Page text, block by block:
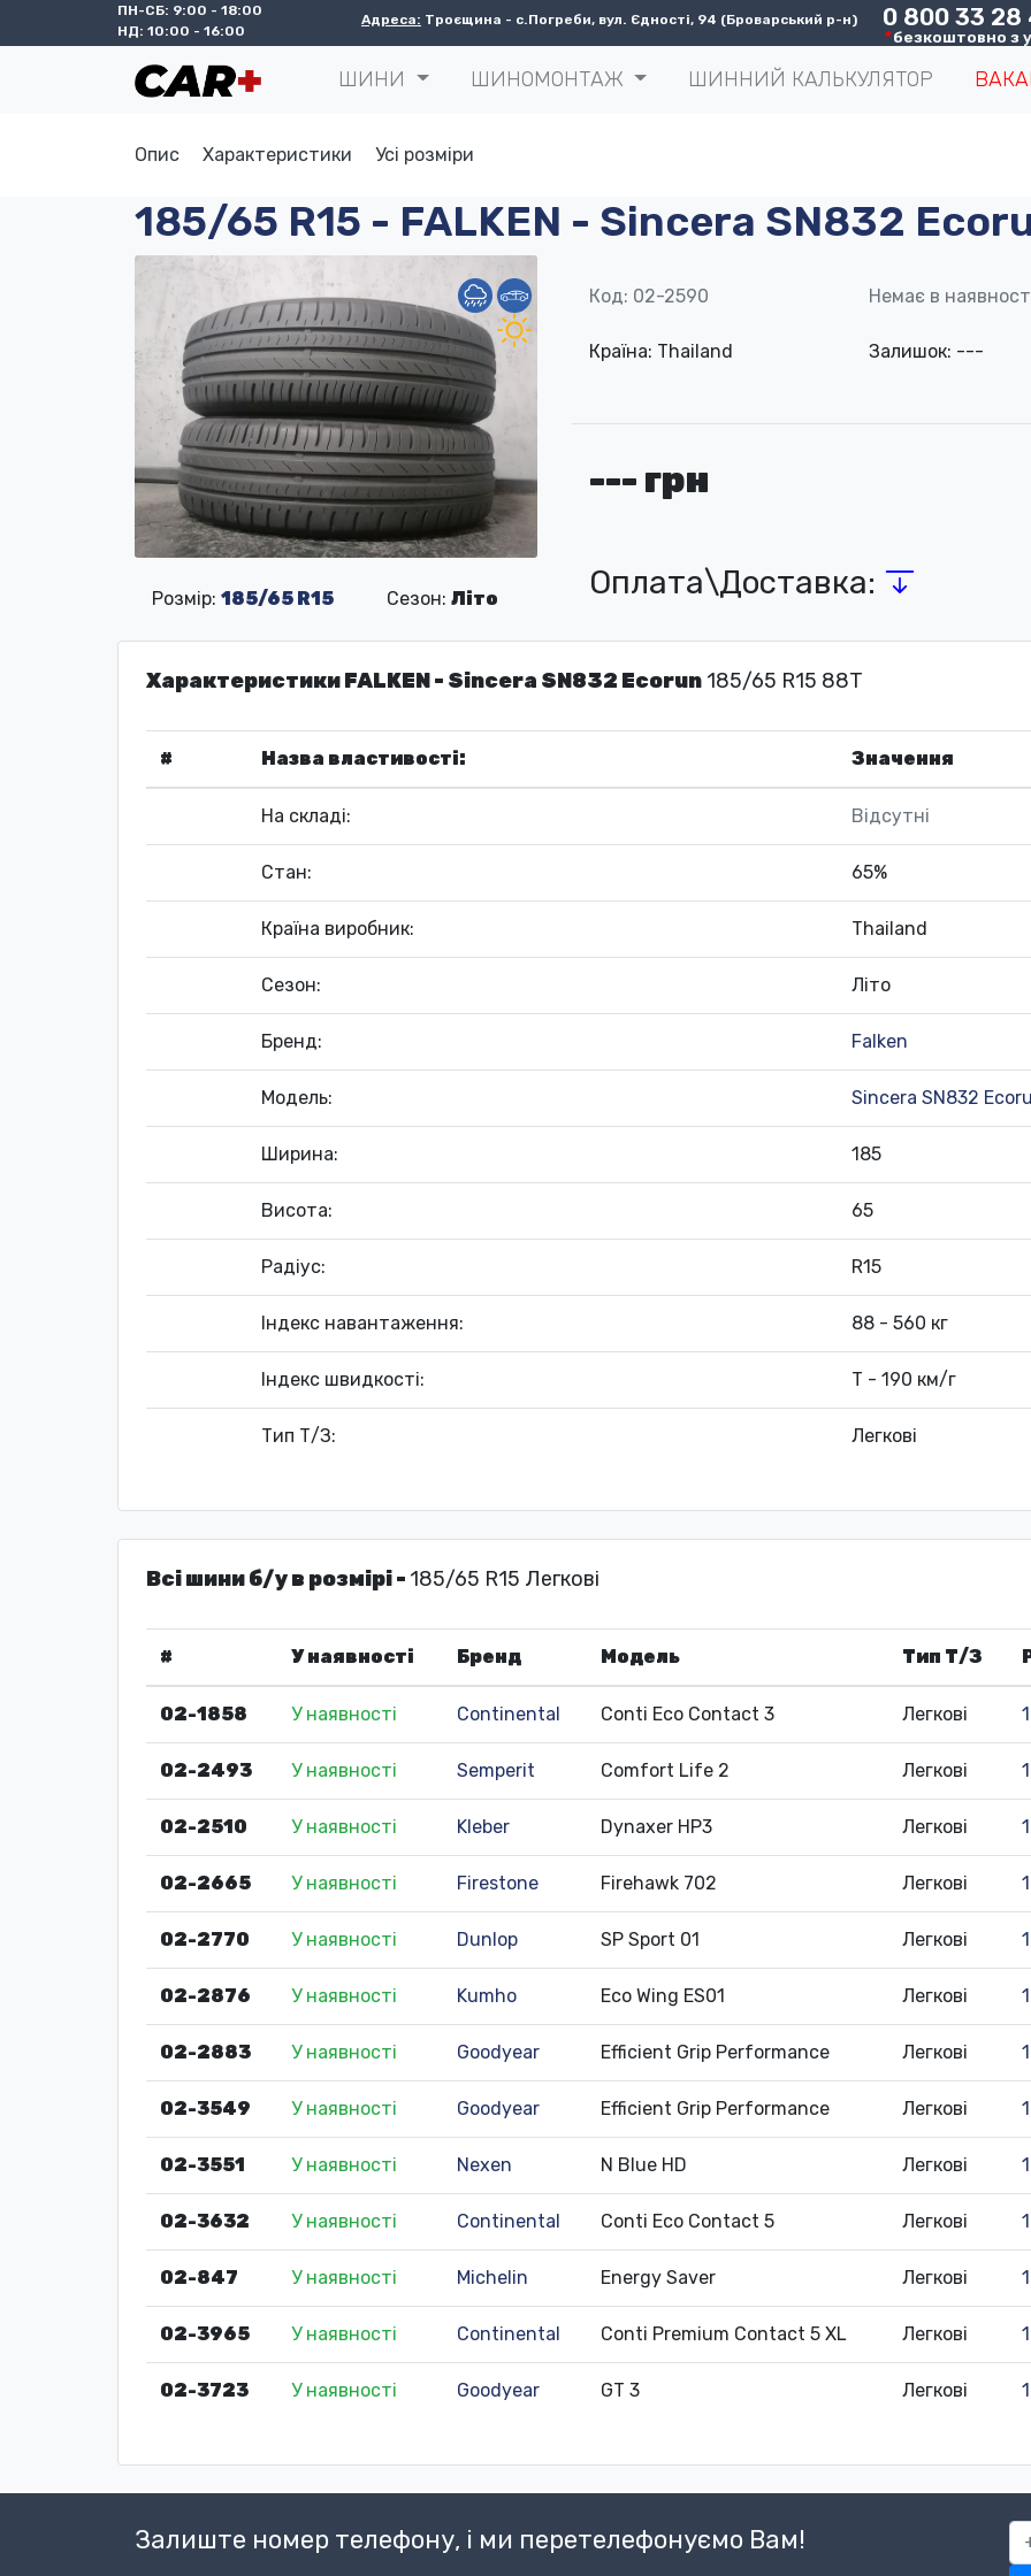
ПН-СБ: 9:00 - 18:00
НД: 10:00 - 16:00
Адреса: Троєщина - с.Погреби, вул. Єдності, 94 (Броварський р-н) 0 800 33 28
*безкоштовно з
ШИНИ ШИНОМОНТАЖ ШИННИЙ КАЛЬКУЛЯТОР
Опис Характеристики Усі розміри
185/65 R15 - FALKEN - Sincera SN832
Розмір: 185/65 R15 Сезон:Літо
Код: 02-2590 Немає в
Країна: Thailand Залишок: ---
--- грн
Оплата\Доставка:
Характеристики FALKEN - Sincera SN832 Ecorun 185/65 R15 88T
# Назва властивості: Значення
На складі: Відсутні
Стан: 65%
Країна виробник: Thailand
Сезон: Літо
Бренд: Falken
Модель: Sincera SN832
Ширина: 185
Висота: 65
Радіус: R15
Індекс навантаження: 88 - 560 кг
Індекс швидкості: T - 190 км/г
Тип Т/З: Легкові
Всі шини б/у в розмірі - 185/65 R15 Легкові
# У наявності Бренд Модель Тип Т/З
02-1858 У наявності Continental Conti Eco Contact 3 Легкові
02-2493 У наявності Semperit Comfort Life 2 Легкові
02-2510 У наявності Kleber Dynaxer HP3 Легкові
02-2665 У наявності Firestone Firehawk 702 Легкові
02-2770 У наявності Dunlop SP Sport 01 Легкові
02-2876 У наявності Kumho Eco Wing ES01 Легкові
02-2883 У наявності Goodyear Efficient Grip Performance Легкові
02-3549 У наявності Goodyear Efficient Grip Performance Легкові
02-3551 У наявності Nexen N Blue HD Легкові
02-3632 У наявності Continental Conti Eco Contact 5 Легкові
02-847 У наявності Michelin Energy Saver Легкові
02-3965 У наявності Continental Conti Premium Contact 5 XL Легкові
02-3723 У наявності Goodyear GT 3 Легкові
Залиште номер телефону, і ми перетелефонуємо Вам!
380